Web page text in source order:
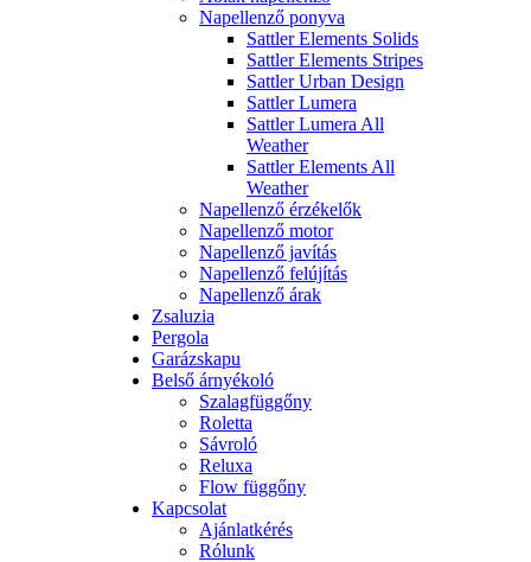
Napellenző ponyva
Sattler Elements Solids
Sattler Elements Stripes
Sattler Urban Design
Sattler Lumera
Sattler Lumera All
Weather
Sattler Elements All
Weather
Napellenző érzékelők
Napellenző motor
Napellenző javítás
Napellenző felújítás
Napellenző árak
Zsaluzia
Pergola
Garázskapu
Belső árnyékoló
Szalagfüggőny
Roletta
Sávroló
Reluxa
Flow függőny
Kapcsolat
Ajánlatkérés
Rólunk